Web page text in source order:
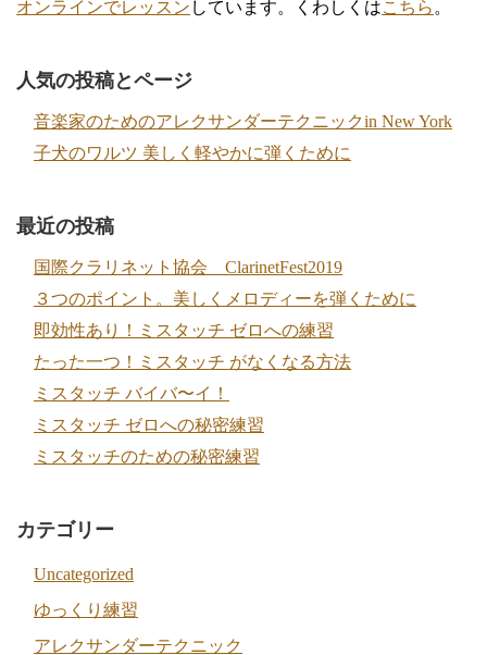
オンラインでレッスン しています。くわしくはこちら 。
人気の投稿とページ
音楽家のためのアレクサンダーテクニックin New York
子犬のワルツ 美しく軽やかに弾くために
最近の投稿
国際クラリネット協会 ClarinetFest2019
３つのポイント。美しくメロディーを弾くために
即効性あり！ミスタッチ ゼロへの練習
たった一つ！ミスタッチ がなくなる方法
ミスタッチ バイバ〜イ！
ミスタッチ ゼロへの秘密練習
ミスタッチのための秘密練習
カテゴリー
Uncategorized
ゆっくり練習
アレクサンダーテクニック